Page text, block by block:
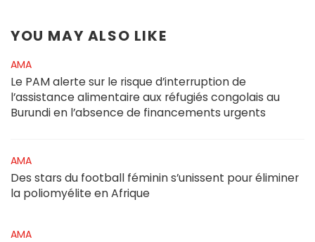
YOU MAY ALSO LIKE
AMA
Le PAM alerte sur le risque d’interruption de
l’assistance alimentaire aux réfugiés congolais au
Burundi en l’absence de financements urgents
AMA
Des stars du football féminin s’unissent pour éliminer
la poliomyélite en Afrique
AMA